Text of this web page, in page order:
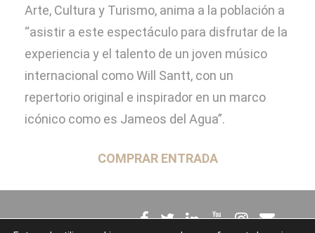
Arte, Cultura y Turismo, anima a la población a
“asistir a este espectáculo para disfrutar de la
experiencia y el talento de un joven músico
internacional como Will Santt, con un
repertorio original e inspirador en un marco
icónico como es Jameos del Agua”.
COMPRAR ENTRADA